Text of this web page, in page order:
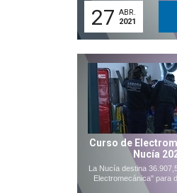
27 ABR.
2021
Curso de
Nucía
La Nucía destina
Electromecánica" para